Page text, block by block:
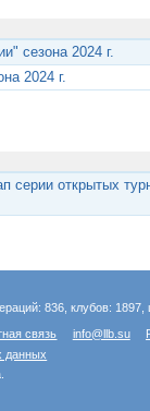
сезона 2024 г.
2024 г.
серии открытых
836, клубов:
связь info@llb.su
данных